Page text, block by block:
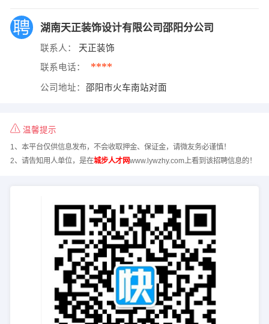
湖南天正装饰设计有限公司邵阳分公司
联系人： 天正装饰
联系电话： ****
公司地址： 邵阳市火车南站对面
温馨提示
1、本平台仅供信息发布，不会收取押金、保证金，请微友务必谨慎！
2、请告知用人单位，是在城步人才网www.lywzhy.com上看到该招聘信息的！